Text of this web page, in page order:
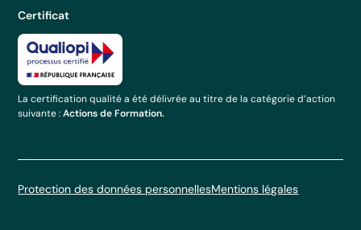
Certificat
La certification qualité a été délivrée au titre de la catégorie d’action
suivante :Actions de Formation.
Protection des données personnellesMentions légales